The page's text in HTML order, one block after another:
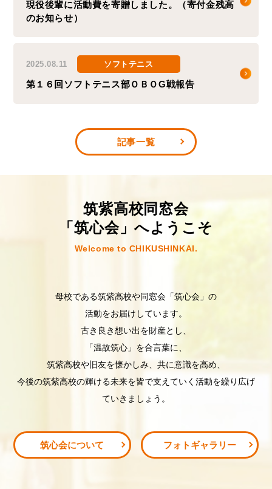
現役後輩に活動費を寄贈しました。（寄付金残高
のお知らせ）
2025.08.11 ソフトテニス
第１６回ソフトテニス部ＯＢＯG戦報告
記事一覧
筑紫⾼校同窓会
「筑⼼会」へようこそ
Welcome to CHIKUSHINKAI.
⺟校である筑紫⾼校や同窓会「筑⼼会」の
活動をお届けしています。
古き良き想い出を財産とし、
「温故筑⼼」を合⾔葉に、
筑紫⾼校や旧友を懐かしみ、共に意識を⾼め、
今後の筑紫⾼校の輝ける未来を皆で⽀えていく活動を繰り広げ
ていきましょう。
筑心会について フォトギャラリー